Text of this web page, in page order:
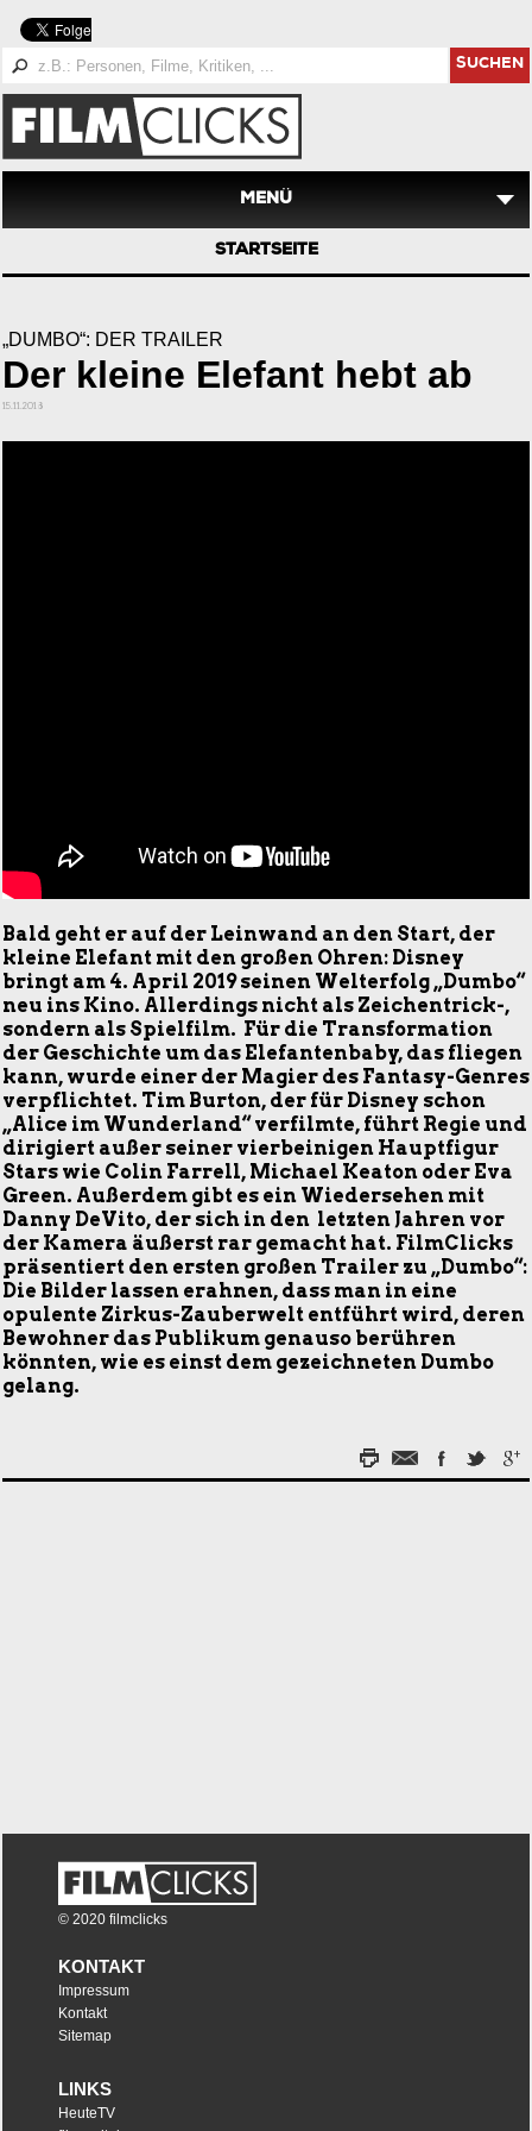
SUCHEN
MENÜ
STARTSEITE
„DUMBO“: DER TRAILER
Der kleine Elefant hebt ab
15.11.2018
Bald geht er auf der Leinwand an den Start, der
kleine Elefant mit den großen Ohren: Disney
bringt am 4. April 2019 seinen Welterfolg „Dumbo“
neu ins Kino. Allerdings nicht als Zeichentrick-,
sondern als Spielfilm. Für die Transformation
der Geschichte um das Elefantenbaby, das fliegen
kann, wurde einer der Magier des Fantasy-Genres
verpflichtet. Tim Burton, der für Disney schon
„Alice im Wunderland“ verfilmte, führt Regie und
dirigiert außer seiner vierbeinigen Hauptfigur
Stars wie Colin Farrell, Michael Keaton oder Eva
Green. Außerdem gibt es ein Wiedersehen mit
Danny DeVito, der sich in den letzten Jahren vor
der Kamera äußerst rar gemacht hat. FilmClicks
präsentiert den ersten großen Trailer zu „Dumbo“:
Die Bilder lassen erahnen, dass man in eine
opulente Zirkus-Zauberwelt entführt wird, deren
Bewohner das Publikum genauso berühren
könnten, wie es einst dem gezeichneten Dumbo
gelang.
© 2020 filmclicks
KONTAKT
Impressum
Kontakt
Sitemap
LINKS
HeuteTV